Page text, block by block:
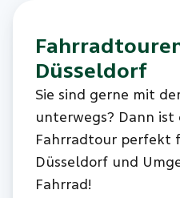
Düsseldorf
Sie sind gerne mit
unterwegs? Dann
Fahrradtour perfekt
Düsseldorf und
Fahrrad!